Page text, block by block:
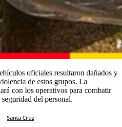
oficiales resultaron dañados y
de estos grupos. La
con los operativos para combatir
del personal.
Santa Cruz